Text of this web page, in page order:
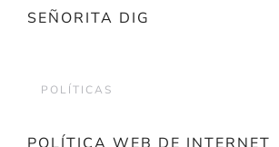
SEÑORITA DIG
POLÍTICAS